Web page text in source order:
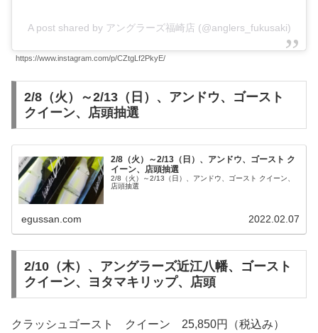
A post shared by アングラーズ福崎店 (@anglers_fukusaki)
https://www.instagram.com/p/CZtgLf2PkyE/
2/8（火）～2/13（日）、アンドウ、ゴースト
クイーン、店頭抽選
2/8（火）～2/13（日）、アンドウ、ゴースト ク
イーン、店頭抽選
2/8（火）～2/13（日）、アンドウ、ゴースト クイーン、
店頭抽選
egussan.com 2022.02.07
2/10（木）、アングラーズ近江八幡、ゴースト
クイーン、ヨタマキリップ、店頭
クラッシュゴースト クイーン 25,850円（税込み）